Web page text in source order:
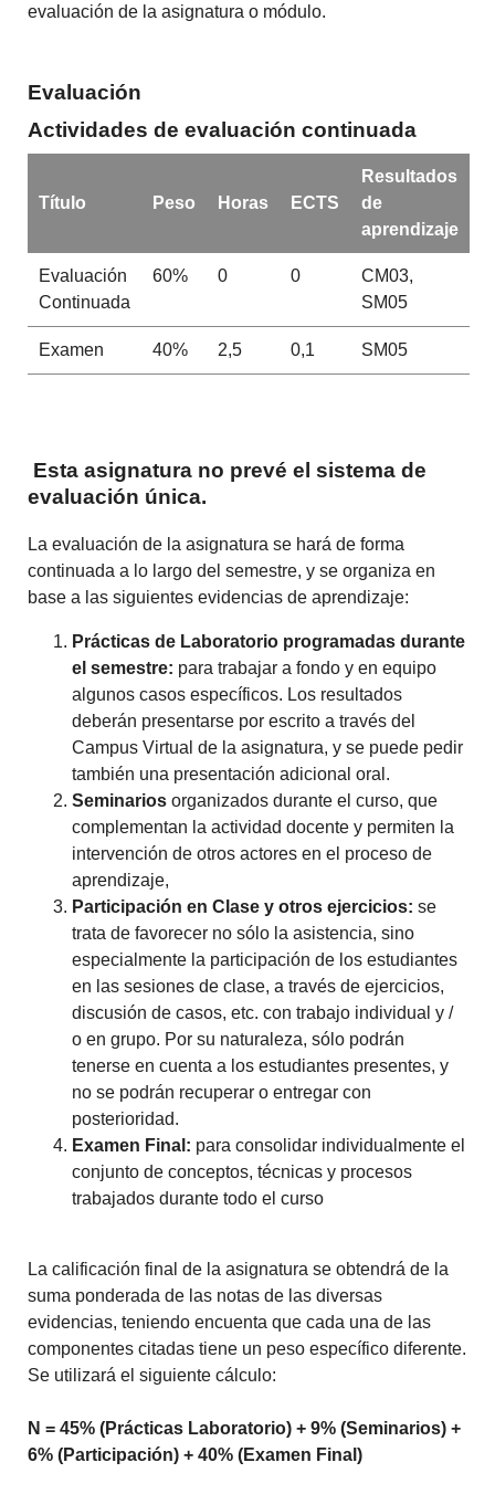
evaluación de la asignatura o módulo.
Evaluación
Actividades de evaluación continuada
Título Peso Horas ECTS
Resultados
de
aprendizaje
Evaluación
Continuada
60% 0 0
CM03,
SM05
Examen 40% 2,5 0,1 SM05
Esta asignatura no prevé el sistema de
evaluación única.
La evaluación de la asignatura se hará de forma
continuada a lo largo del semestre, y se organiza en
base a las siguientes evidencias de aprendizaje:
Prácticas de Laboratorio programadas durante
el semestre: para trabajar a fondo y en equipo
algunos casos específicos. Los resultados
deberán presentarse por escrito a través del
Campus Virtual de la asignatura, y se puede pedir
también una presentación adicional oral.
Seminarios organizados durante el curso, que
complementan la actividad docente y permiten la
intervención de otros actores en el proceso de
aprendizaje,
Participación en Clase y otros ejercicios: se
trata de favorecer no sólo la asistencia, sino
especialmente la participación de los estudiantes
en las sesiones de clase, a través de ejercicios,
discusión de casos, etc. con trabajo individual y /
o en grupo. Por su naturaleza, sólo podrán
tenerse en cuenta a los estudiantes presentes, y
no se podrán recuperar o entregar con
posterioridad.
Examen Final: para consolidar individualmente el
conjunto de conceptos, técnicas y procesos
trabajados durante todo el curso
La calificación final de la asignatura se obtendrá de la
suma ponderada de las notas de las diversas
evidencias, teniendo encuenta que cada una de las
componentes citadas tiene un peso específico diferente.
Se utilizará el siguiente cálculo:
N = 45% (Prácticas Laboratorio) + 9% (Seminarios) +
6% (Participación) + 40% (Examen Final)